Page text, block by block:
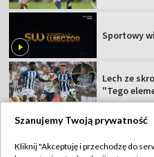
Sportowy
Lech ze
"Tego
Szanujemy Twoją prywatność
Kliknij "Akceptuję i przechodzę do